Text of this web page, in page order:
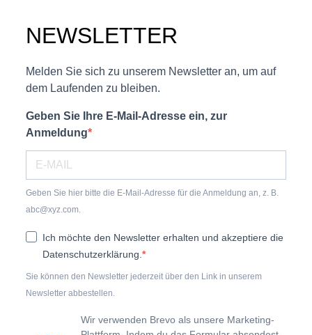
NEWSLETTER
Melden Sie sich zu unserem Newsletter an, um auf
dem Laufenden zu bleiben.
Geben Sie Ihre E-Mail-Adresse ein, zur
Anmeldung
Geben Sie hier bitte die E-Mail-Adresse für die Anmeldung an, z. B.
abc@xyz.com.
Ich möchte den Newsletter erhalten und akzeptiere die
Datenschutzerklärung.
Sie können den Newsletter jederzeit über den Link in unserem
Newsletter abbestellen.
Wir verwenden Brevo als unsere Marketing-